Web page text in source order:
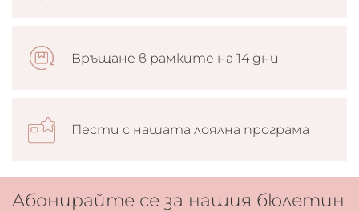
Връщане в рамките на 14 дни
Пести с нашата лоялна програма
Абонирайте се за нашия бюлетин